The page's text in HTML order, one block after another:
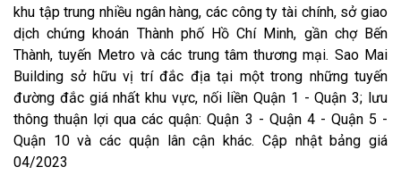
khu tập trung nhiều ngân hàng, các công ty tài chính, sở giao
dịch chứng khoán Thành phố Hồ Chí Minh, gần chợ Bến
Thành, tuyến Metro và các trung tâm thương mại. Sao Mai
Building sở hữu vị trí đắc địa tại một trong những tuyến
đường đắc giá nhất khu vực, nối liền Quận 1 - Quận 3; lưu
thông thuận lợi qua các quận: Quận 3 - Quận 4 - Quận 5 -
Quận 10 và các quận lân cận khác. Cập nhật bảng giá
04/2023